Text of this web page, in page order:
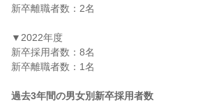
新卒離職者数：2名
▼2022年度
新卒採用者数：8名
新卒離職者数：1名
過去3年間の男女別新卒採用者数